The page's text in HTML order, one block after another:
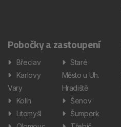
Pobočky a zastoupení
Břeclav
Karlovy
Vary
Kolín
Litomyšl
Staré
Město u Uh.
Hradiště
Šenov
Šumperk